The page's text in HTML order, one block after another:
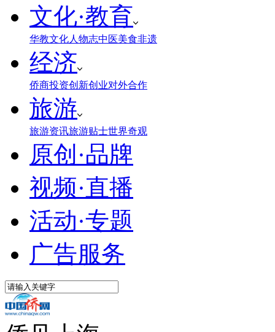
文化·教育
华教文化人物志中医美食非遗
经济
侨商投资创新创业对外合作
旅游
旅游资讯旅游贴士世界奇观
原创·品牌
视频·直播
活动·专题
广告服务